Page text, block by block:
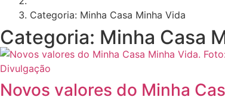
Categoria: Minha Casa Minha Vida
Categoria: Minha Casa
Novos valores do Minha